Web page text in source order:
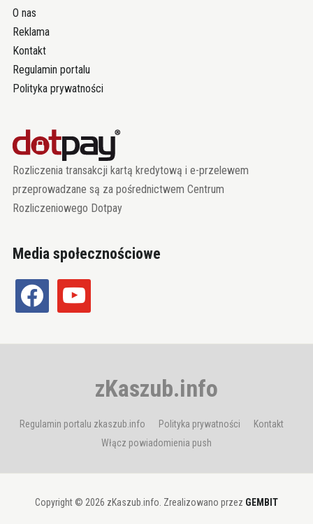
O nas
Reklama
Kontakt
Regulamin portalu
Polityka prywatności
Rozliczenia transakcji kartą kredytową i e-przelewem
przeprowadzane są za pośrednictwem Centrum
Rozliczeniowego Dotpay
Media społecznościowe
facebook youtube
zKaszub.info
Regulamin portalu zkaszub.info Polityka prywatności
Kontakt
Włącz powiadomienia push
Copyright © 2026 zKaszub.info. Zrealizowano przez GEMBIT